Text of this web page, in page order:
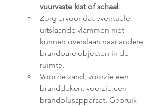
vuurvaste kist of schaal.
Zorg ervoor dat eventuele
uitslaande vlammen niet
kunnen overslaan naar andere
brandbare objecten in de
ruimte.
Voorzie zand, voorzie een
branddeken, voorzie een
brandblusapparaat. Gebruik